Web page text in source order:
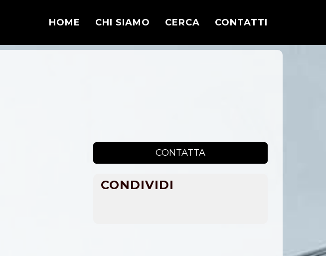
HOME CHI SIAMO CERCA CONTATTI
CONTATTA
CONDIVIDI